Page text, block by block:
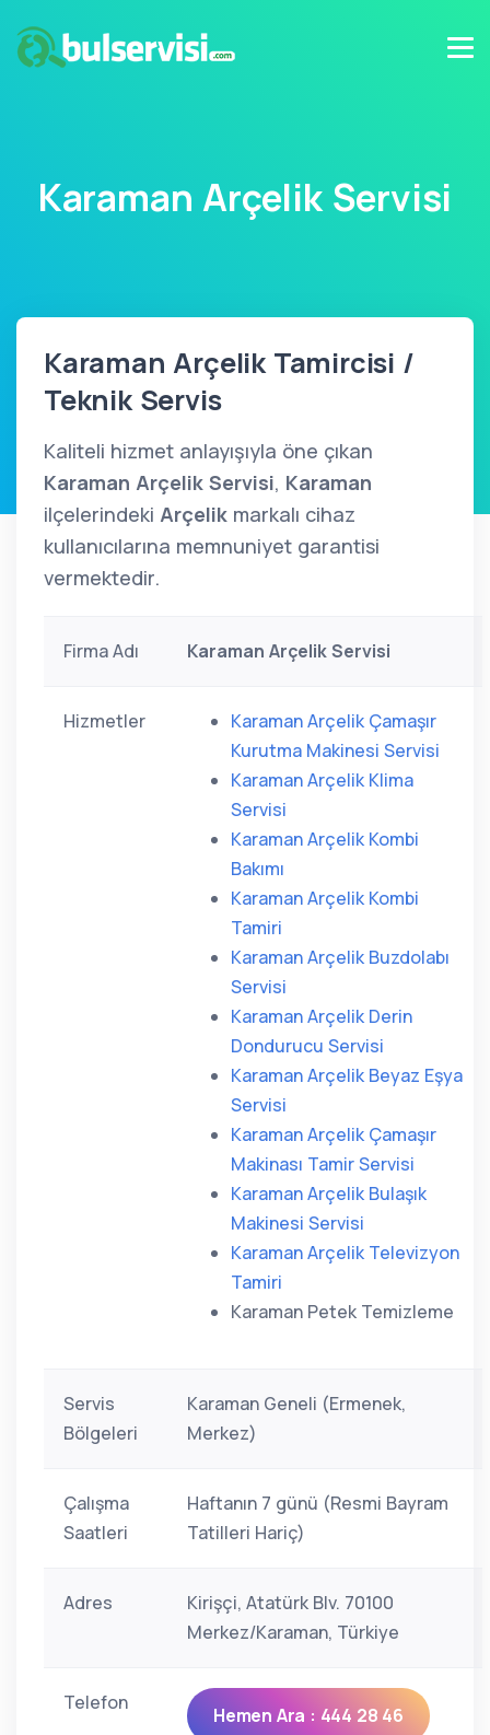
Karaman Arçelik Servisi
Karaman Arçelik Tamircisi /
Teknik Servis
Kaliteli hizmet anlayışıyla öne çıkan
Karaman Arçelik Servisi, Karaman
ilçelerindeki Arçelik markalı cihaz
kullanıcılarına memnuniyet garantisi
vermektedir.
Firma Adı Karaman Arçelik Servisi
Hizmetler
Karaman Arçelik Çamaşır
Kurutma Makinesi Servisi
Karaman Arçelik Klima
Servisi
Karaman Arçelik Kombi
Bakımı
Karaman Arçelik Kombi
Tamiri
Karaman Arçelik Buzdolabı
Servisi
Karaman Arçelik Derin
Dondurucu Servisi
Karaman Arçelik Beyaz Eşya
Servisi
Karaman Arçelik Çamaşır
Makinası Tamir Servisi
Karaman Arçelik Bulaşık
Makinesi Servisi
Karaman Arçelik Televizyon
Tamiri
Karaman Petek Temizleme
Servis
Bölgeleri
Karaman Geneli (Ermenek,
Merkez)
Çalışma
Saatleri
Haftanın 7 günü (Resmi Bayram
Tatilleri Hariç)
Adres
Kirişçi, Atatürk Blv. 70100
Merkez/Karaman, Türkiye
Telefon
Hemen Ara : 444 28 46